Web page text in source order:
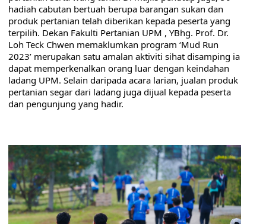
hadiah cabutan bertuah berupa barangan sukan dan
produk pertanian telah diberikan kepada peserta yang
terpilih. Dekan Fakulti Pertanian UPM , YBhg. Prof. Dr.
Loh Teck Chwen memaklumkan program ‘Mud Run
2023’ merupakan satu amalan aktiviti sihat disamping ia
dapat memperkenalkan orang luar dengan keindahan
ladang UPM. Selain daripada acara larian, jualan produk
pertanian segar dari ladang juga dijual kepada peserta
dan pengunjung yang hadir.